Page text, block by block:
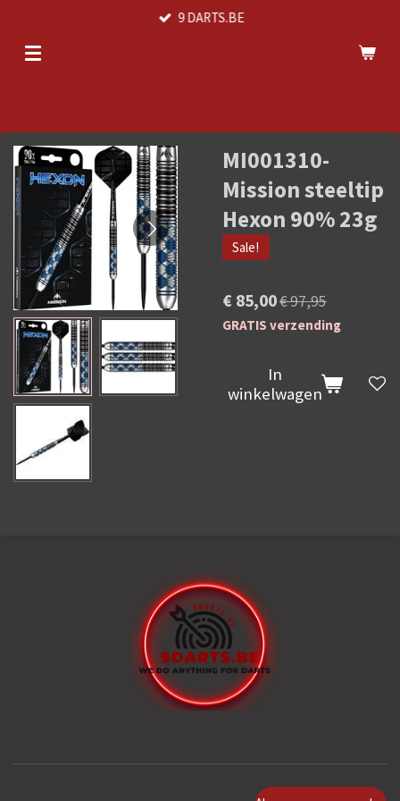
naar
9 DARTS.BE
MI001310-
Mission steeltip
Hexon 90% 23g
Sale!
€ 85,00€ 97,95
GRATIS verzending
In
winkelwagen